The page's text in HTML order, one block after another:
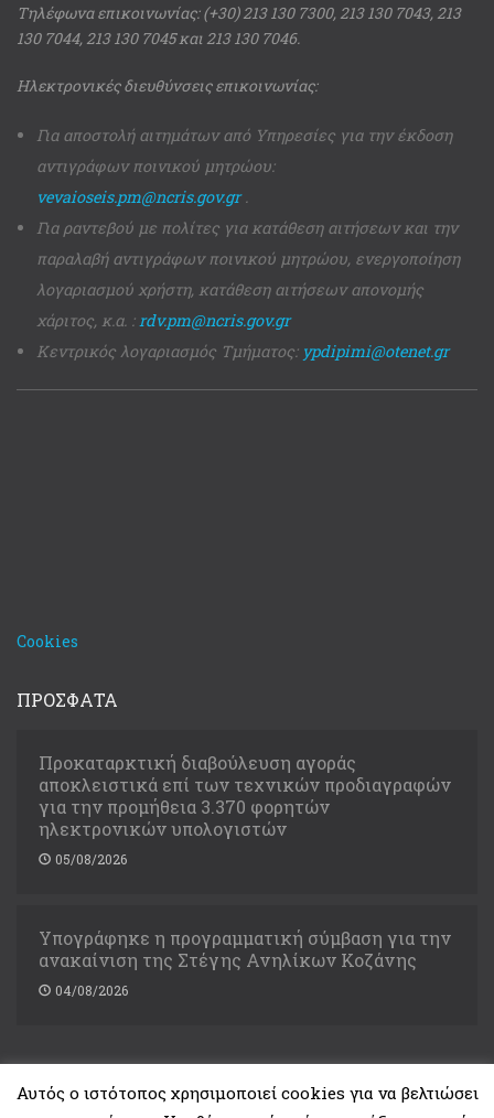
Τηλέφωνα επικοινωνίας: (+30) 213 130 7300, 213 130 7043, 213
130 7044, 213 130 7045 και 213 130 7046.
Ηλεκτρονικές διευθύνσεις επικοινωνίας:
Για αποστολή αιτημάτων από Υπηρεσίες για την έκδοση
αντιγράφων ποινικού μητρώου:
vevaioseis.pm@ncris.gov.gr.
Για ραντεβού με πολίτες για κατάθεση αιτήσεων και την
παραλαβή αντιγράφων ποινικού μητρώου, ενεργοποίηση
λογαριασμού χρήστη, κατάθεση αιτήσεων απονομής
χάριτος, κ.α. :rdv.pm@ncris.gov.gr
Κεντρικός λογαριασμός Τμήματος: ypdipimi@otenet.gr
Cookies
ΠΡΟΣΦΑΤΑ
Προκαταρκτική διαβούλευση αγοράς
αποκλειστικά επί των τεχνικών προδιαγραφών
για την προμήθεια 3.370 φορητών
ηλεκτρονικών υπολογιστών
05/08/2026
Υπογράφηκε η προγραμματική σύμβαση για την
ανακαίνιση της Στέγης Ανηλίκων Κοζάνης
04/08/2026
Αυτός ο ιστότοπος χρησιμοποιεί cookies για να βελτιώσει